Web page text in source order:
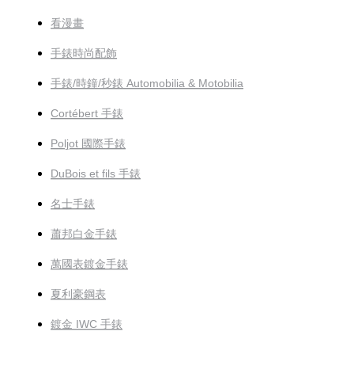
看漫畫
手錶時尚配飾
手錶/時鐘/秒錶 Automobilia & Motobilia
Cortébert 手錶
Poljot 國際手錶
DuBois et fils 手錶
名士手錶
蕭邦白金手錶
萬國表鍍金手錶
夏利豪鋼表
鍍金 IWC 手錶